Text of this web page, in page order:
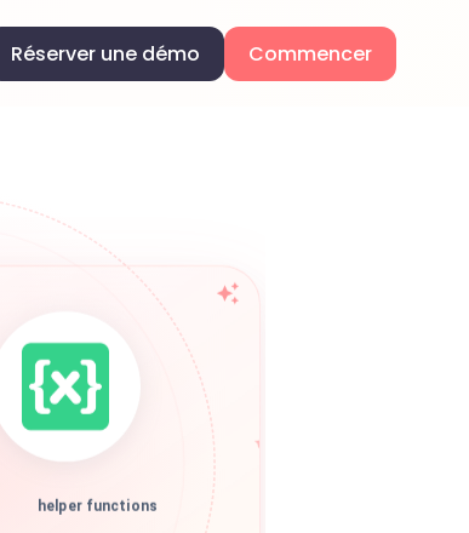
Réserver une démo Commencer
helper functions